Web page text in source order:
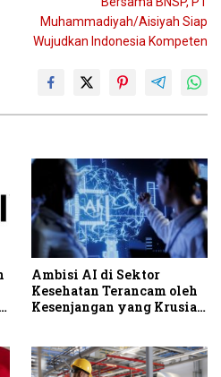
Muhammadiyah/Aisiyah Siap
Wujudkan Indonesia Kompeten
Ambisi AI di Sektor
Kesehatan Terancam oleh
Kesenjangan yang Krusial